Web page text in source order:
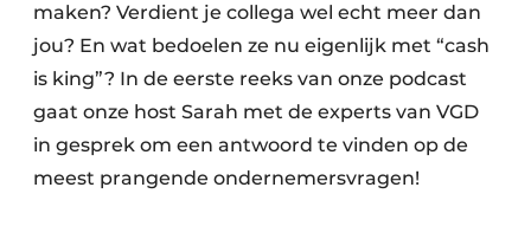
Video’s
maken? Verdient je collega wel echt meer dan
jou? En wat bedoelen ze nu eigenlijk met “cash
is king”? In de eerste reeks van onze podcast
gaat onze host Sarah met de experts van VGD
in gesprek om een antwoord te vinden op de
meest prangende ondernemersvragen!